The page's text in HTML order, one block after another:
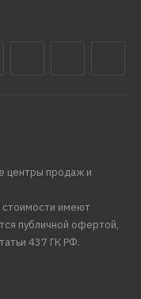
центры продаж и
стоимости имеют
публичной офертой,
437 ГК РФ.